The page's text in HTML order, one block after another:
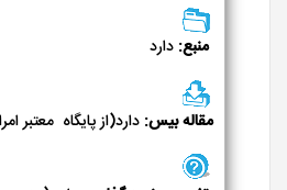
منبع: دارد
مقاله بیس: دارد(از پایگاه معتبر